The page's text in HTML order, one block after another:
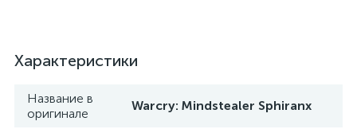
Характеристики
Название в
оригинале
Warcry: Mindstealer Sphiranx